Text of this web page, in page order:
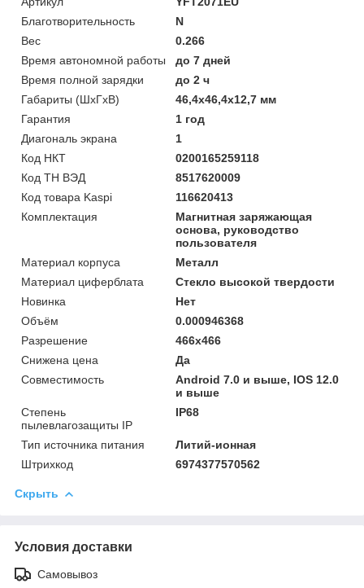
Благотворительность
N
Вес
0.266
Время автономной работы
до 7 дней
Время полной зарядки
до 2 ч
Габариты (ШхГхВ)
46,4x46,4x12,7 мм
Гарантия
1 год
Диагональ экрана
1
Код НКТ
0200165259118
Код ТН ВЭД
8517620009
Код товара Kaspi
116620413
Комплектация
Магнитная заряжающая
основа, руководство
пользователя
Материал корпуса
Металл
Материал циферблата
Стекло высокой твердости
Новинка
Нет
Объём
0.000946368
Разрешение
466х466
Снижена цена
Да
Совместимость
Android 7.0 и выше, IOS 12.0
и выше
Степень
пылевлагозащиты IP
IP68
Тип источника питания
Литий-ионная
Штрихкод
6974377570562
Скрыть
Условия доставки
Самовывоз